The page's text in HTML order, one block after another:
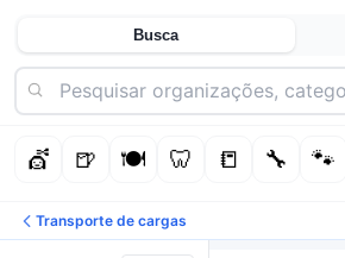
Busca
💇 🍺 🍽️ 🦷 📒 🔧 🐾
Transporte de cargas